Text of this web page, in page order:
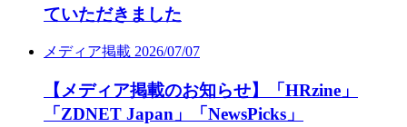
ていただきました
メディア掲載 2026/07/07
【メディア掲載のお知らせ】「HRzine」
「ZDNET Japan」「NewsPicks」